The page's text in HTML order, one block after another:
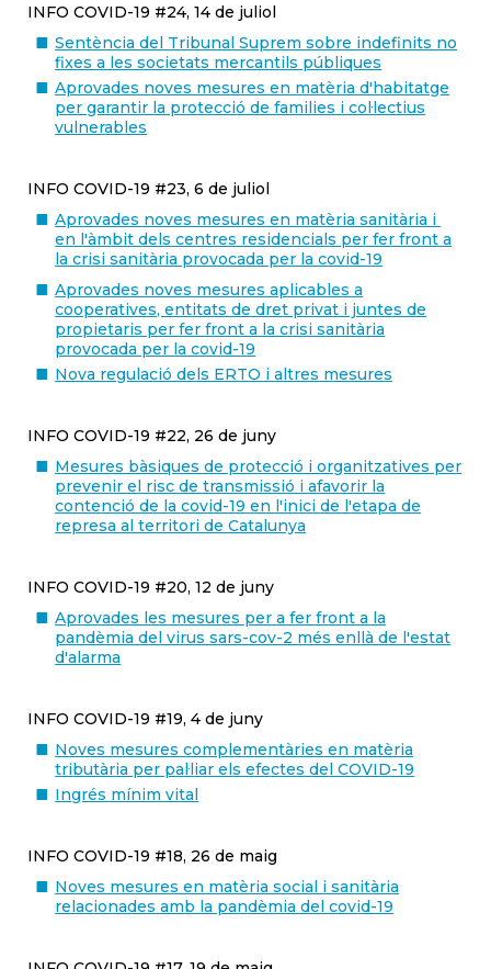
INFO COVID-19 #24, 14 de juliol
Sentència del Tribunal Suprem sobre indefinits no
fixes a les societats mercantils públiques
Aprovades noves mesures en matèria d'habitatge
per garantir la protecció de families i col·lectius
vulnerables
INFO COVID-19 #23, 6 de juliol
Aprovades noves mesures en matèria sanitària i
en l'àmbit dels centres residencials per fer front a
la crisi sanitària provocada per la covid-19
Aprovades noves mesures aplicables a
cooperatives, entitats de dret privat i juntes de
propietaris per fer front a la crisi sanitària
provocada per la covid-19
Nova regulació dels ERTO i altres mesures
INFO COVID-19 #22, 26 de juny
Mesures bàsiques de protecció i organitzatives per
prevenir el risc de transmissió i afavorir la
contenció de la covid-19 en l'inici de l'etapa de
represa al territori de Catalunya
INFO COVID-19 #20, 12 de juny
Aprovades les mesures per a fer front a la
pandèmia del virus sars-cov-2 més enllà de l'estat
d'alarma
INFO COVID-19 #19, 4 de juny
Noves mesures complementàries en matèria
tributària per pal·liar els efectes del COVID-19
Ingrés mínim vital
INFO COVID-19 #18, 26 de maig
Noves mesures en matèria social i sanitària
relacionades amb la pandèmia del covid-19